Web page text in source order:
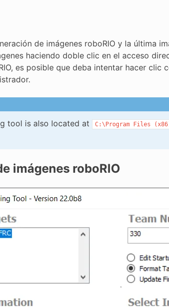
de imágenes roboRIO y la última
haciendo doble clic en el acceso
es posible que deba intentar hacer
tool is also located at
C:\Program Files
imágenes roboRIO